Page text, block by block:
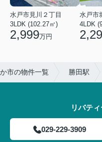
水戸市見川２丁目
3LDK (102.27㎡)
2,999万円
水戸市
4LDK
市の物件一覧 勝田駅
リバテ
029-229-3909